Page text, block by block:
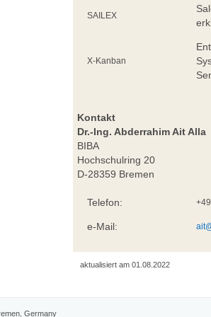
SAILEX
X-Kanban
Kontakt
Dr.-Ing. Abderrahim Ait Alla
BIBA
Hochschulring 20
D-28359 Bremen
Telefon:
e-Mail:
aktualisiert am 01.08.2022
Germany